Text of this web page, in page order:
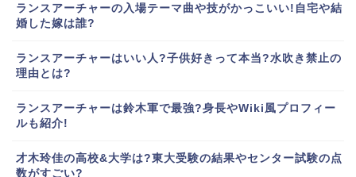
ランスアーチャーの入場テーマ曲や技がかっこいい!自宅や結
婚した嫁は誰?
ランスアーチャーはいい人?子供好きって本当?水吹き禁止の
理由とは?
ランスアーチャーは鈴木軍で最強?身長やWiki風プロフィー
ルも紹介!
才木玲佳の高校&大学は?東大受験の結果やセンター試験の点
数がすごい?